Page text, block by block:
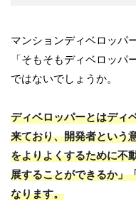
マンションディベロッパ
「そもそもディベロッ
ではないでしょうか。
ディベロッパーとはデ
来ており、開発者という
をよりよくするために不
展することができるか」
なります。